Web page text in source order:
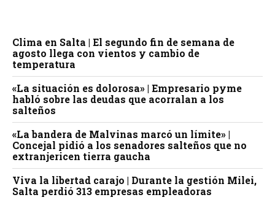
Clima en Salta | El segundo fin de semana de
agosto llega con vientos y cambio de
temperatura
«La situación es dolorosa» | Empresario pyme
habló sobre las deudas que acorralan a los
salteños
«La bandera de Malvinas marcó un límite» |
Concejal pidió a los senadores salteños que no
extranjericen tierra gaucha
Viva la libertad carajo | Durante la gestión Milei,
Salta perdió 313 empresas empleadoras